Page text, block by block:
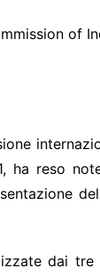
of
ha reso
dai